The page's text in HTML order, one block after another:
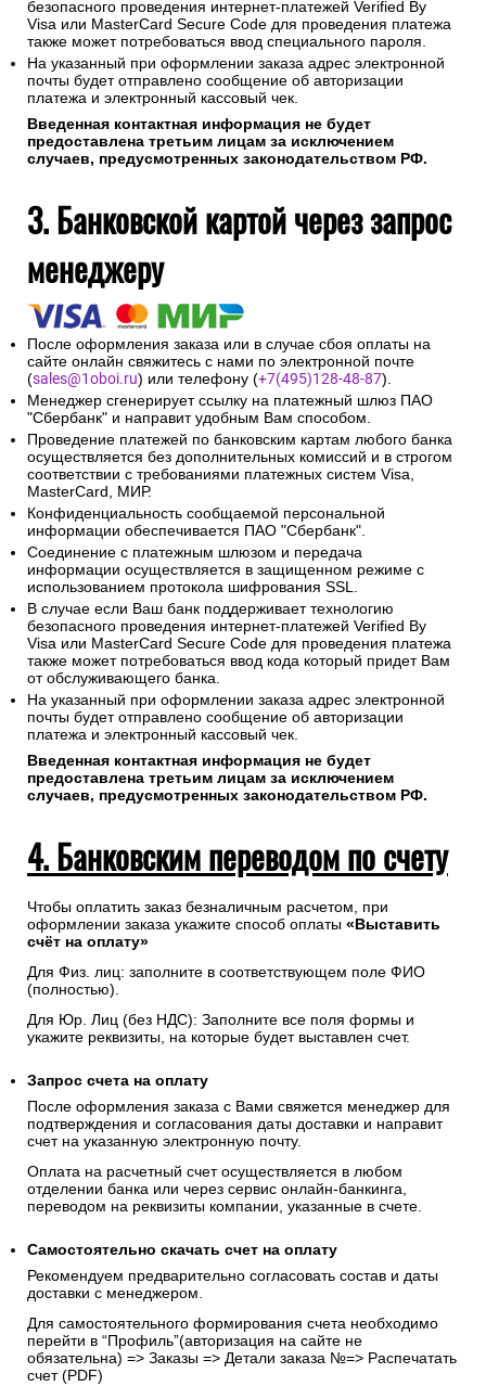
безопасного проведения интернет-платежей Verified By
Visa или MasterCard Secure Code для проведения платежа
также может потребоваться ввод специального пароля.
На указанный при оформлении заказа адрес электронной
почты будет отправлено сообщение об авторизации
платежа и электронный кассовый чек.
Введенная контактная информация не будет
предоставлена третьим лицам за исключением
случаев, предусмотренных законодательством РФ.
3. Банковской картой через запрос
менеджеру
После оформления заказа или в случае сбоя оплаты на
сайте онлайн свяжитесь с нами по электронной почте
(sales@1oboi.ru) или телефону (+7(495)128-48-87).
Менеджер сгенерирует ссылку на платежный шлюз ПАО
"Сбербанк" и направит удобным Вам способом.
Проведение платежей по банковским картам любого банка
осуществляется без дополнительных комиссий и в строгом
соответствии с требованиями платежных систем Visa,
MasterCard, МИР.
Конфиденциальность сообщаемой персональной
информации обеспечивается ПАО "Сбербанк".
Соединение с платежным шлюзом и передача
информации осуществляется в защищенном режиме с
использованием протокола шифрования SSL.
В случае если Ваш банк поддерживает технологию
безопасного проведения интернет-платежей Verified By
Visa или MasterCard Secure Code для проведения платежа
также может потребоваться ввод кода который придет Вам
от обслуживающего банка.
На указанный при оформлении заказа адрес электронной
почты будет отправлено сообщение об авторизации
платежа и электронный кассовый чек.
Введенная контактная информация не будет
предоставлена третьим лицам за исключением
случаев, предусмотренных законодательством РФ.
4. Банковским переводом по счету
Чтобы оплатить заказ безналичным расчетом, при
оформлении заказа укажите способ оплаты «Выставить
счёт на оплату»
Для Физ. лиц: заполните в соответствующем поле ФИО
(полностью).
Для Юр. Лиц (без НДС): Заполните все поля формы и
укажите реквизиты, на которые будет выставлен счет.
Запрос счета на оплату
После оформления заказа с Вами свяжется менеджер для
подтверждения и согласования даты доставки и направит
счет на указанную электронную почту.
Оплата на расчетный счет осуществляется в любом
отделении банка или через сервис онлайн-банкинга,
переводом на реквизиты компании, указанные в счете.
Самостоятельно скачать счет на оплату
Рекомендуем предварительно согласовать состав и даты
доставки с менеджером.
Для самостоятельного формирования счета необходимо
перейти в “Профиль”(авторизация на сайте не
обязательна) => Заказы => Детали заказа №=> Распечатать
счет (PDF)